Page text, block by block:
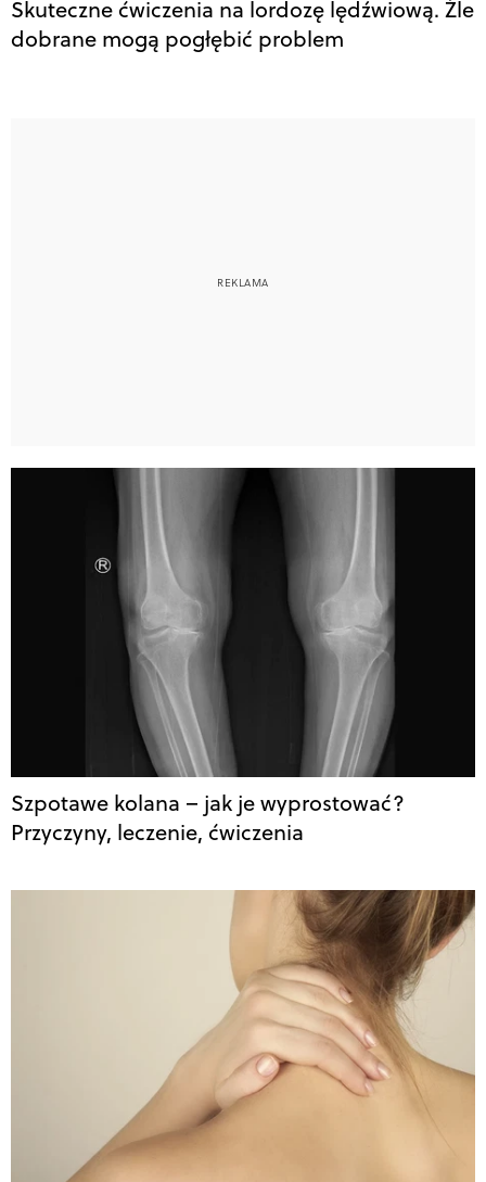
Skuteczne ćwiczenia na lordozę lędźwiową. Źle
dobrane mogą pogłębić problem
Szpotawe kolana – jak je wyprostować?
Przyczyny, leczenie, ćwiczenia